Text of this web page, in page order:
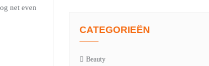
net even
CATEGORIEËN
Beauty